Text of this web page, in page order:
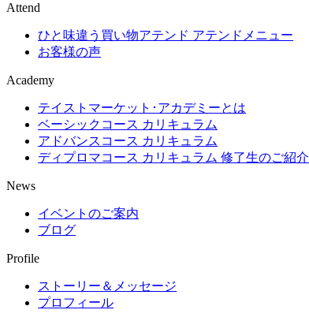
Attend
ひと味違う買い物アテンド アテンドメニュー
お客様の声
Academy
テイストマーケット･アカデミーとは
ベーシックコース カリキュラム
アドバンスコース カリキュラム
ディプロマコース カリキュラム 修了生のご紹介
News
イベントのご案内
ブログ
Profile
ストーリー＆メッセージ
プロフィール